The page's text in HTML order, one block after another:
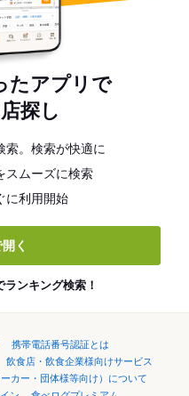
たアプリで
探し
索。検索が快適に
スムーズに検索
に利用開始
く
ンキング検索！
携帯電話番号認証とは
飲食店・飲食企業様向けサービス
カー・団体様等向け）について